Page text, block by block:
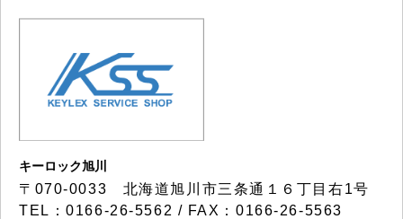
キーロック旭川
〒070-0033 北海道旭川市三条通１６丁目右1号
TEL：0166-26-5562 / FAX：0166-26-5563